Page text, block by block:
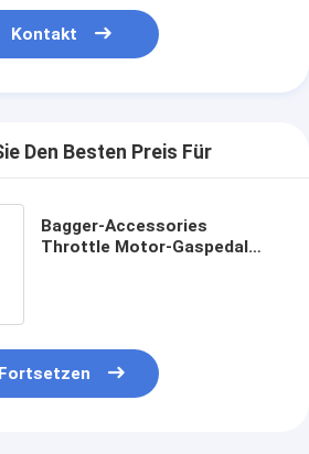
Kontakt
Den Besten Preis Für
Bagger-Accessories
Throttle Motor-Gaspedal
Fortsetzen